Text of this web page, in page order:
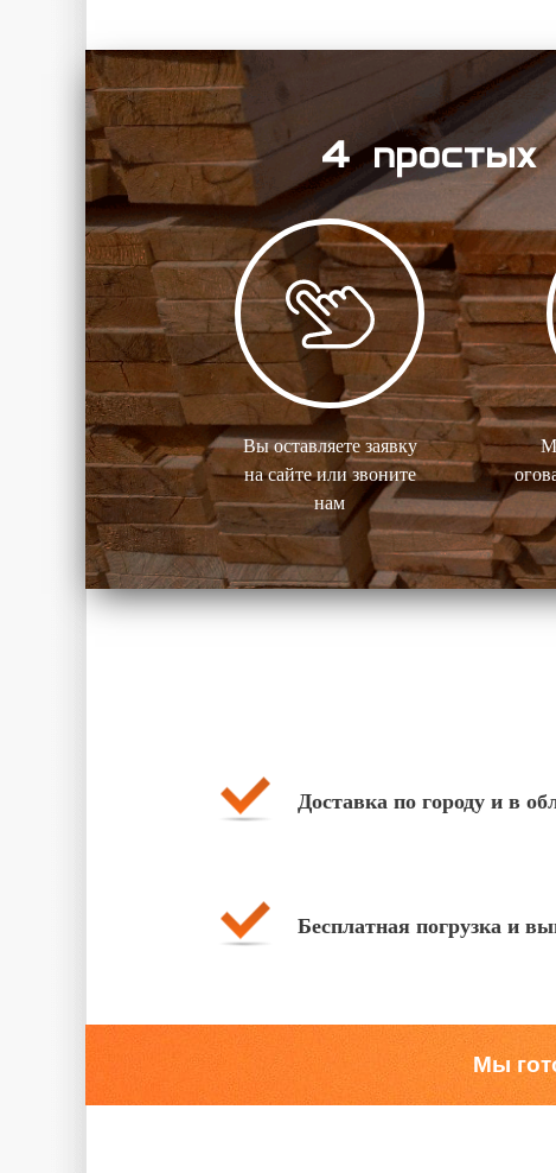
4 простых
Вы оставляете заявку
на сайте или звоните
нам
Доставка по городу и в
Бесплатная погрузка и
Мы